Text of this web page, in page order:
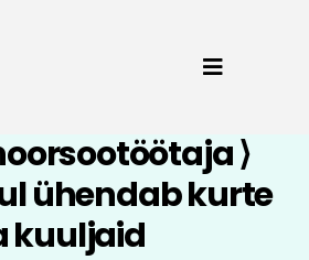
⟩
ühendab kurte
kuuljaid